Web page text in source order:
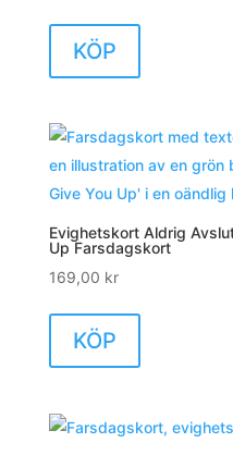
KÖP
Evighetskort Aldrig
Up Farsdagskort
169,00 kr
KÖP